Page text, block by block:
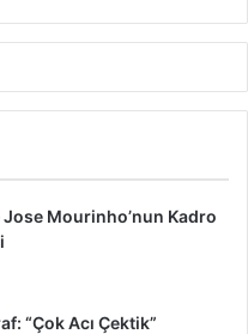
Jose Mourinho’nun Kadro
“Çok Acı Çektik”